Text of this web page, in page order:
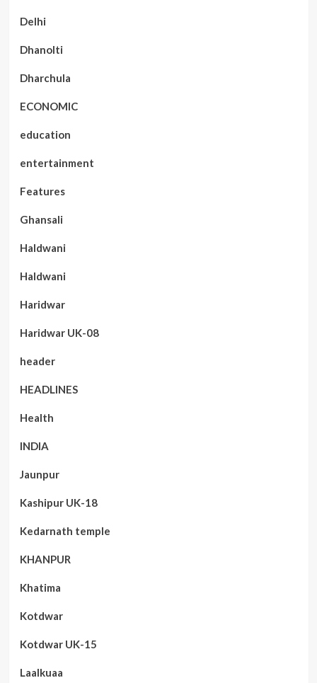
Delhi
Dhanolti
Dharchula
ECONOMIC
education
entertainment
Features
Ghansali
Haldwani
Haldwani
Haridwar
Haridwar UK-08
header
HEADLINES
Health
INDIA
Jaunpur
Kashipur UK-18
Kedarnath temple
KHANPUR
Khatima
Kotdwar
Kotdwar UK-15
Laalkuaa